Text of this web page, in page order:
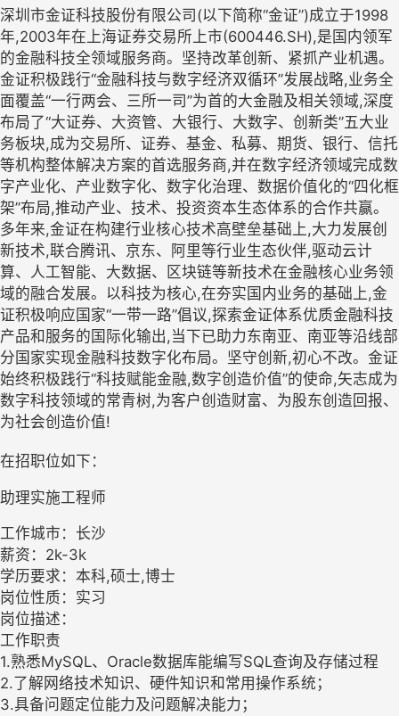
深圳市金证科技股份有限公司(以下简称“金证”)成立于1998
年,2003年在上海证券交易所上市(600446.SH),是国内领军
的金融科技全领域服务商。坚持改革创新、紧抓产业机遇。
金证积极践行“金融科技与数字经济双循环”发展战略,业务全
面覆盖“一行两会、三所一司”为首的大金融及相关领域,深度
布局了“大证券、大资管、大银行、大数字、创新类”五大业
务板块,成为交易所、证券、基金、私募、期货、银行、信托
等机构整体解决方案的首选服务商,并在数字经济领域完成数
字产业化、产业数字化、数字化治理、数据价值化的“四化框
架”布局,推动产业、技术、投资资本生态体系的合作共赢。
多年来,金证在构建行业核心技术高壁垒基础上,大力发展创
新技术,联合腾讯、京东、阿里等行业生态伙伴,驱动云计
算、人工智能、大数据、区块链等新技术在金融核心业务领
域的融合发展。以科技为核心,在夯实国内业务的基础上,金
证积极响应国家“一带一路”倡议,探索金证体系优质金融科技
产品和服务的国际化输出,当下已助力东南亚、南亚等沿线部
分国家实现金融科技数字化布局。坚守创新,初心不改。金证
始终积极践行“科技赋能金融,数字创造价值”的使命,矢志成为
数字科技领域的常青树,为客户创造财富、为股东创造回报、
为社会创造价值!
在招职位如下：
助理实施工程师
工作城市：长沙
薪资：2k-3k
学历要求：本科,硕士,博士
岗位性质：实习
岗位描述：
工作职责
1.熟悉MySQL、Oracle数据库能编写SQL查询及存储过程
2.了解网络技术知识、硬件知识和常用操作系统；
3.具备问题定位能力及问题解决能力；